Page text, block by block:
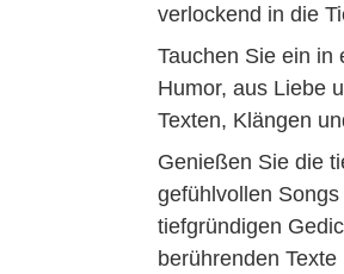
verlockend in die
Tauchen Sie ein in
Humor, aus Liebe
Texten, Klängen
Genießen Sie die
gefühlvollen
tiefgründigen
berührenden